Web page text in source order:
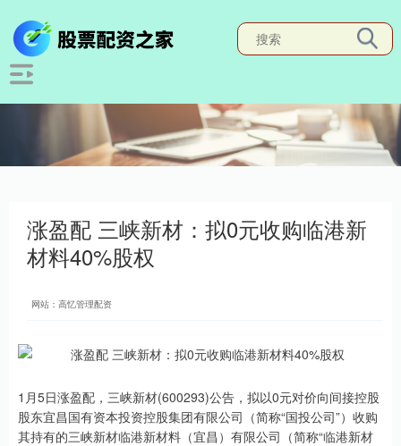
涨盈配 三峡新材：拟0元收购临港新
材料40%股权
网站：高忆管理配资
1月5日涨盈配，三峡新材(600293)公告，拟以0元对价向间接控股
股东宜昌国有资本投资控股集团有限公司（简称“国投公司”）收购
其持有的三峡新材临港新材料（宜昌）有限公司（简称“临港新材